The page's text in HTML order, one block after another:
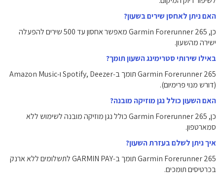
האם ניתן לאחסן שירים בשעון?
כן, Garmin Forerunner 265 מאפשר אחסון עד 500 שירים להפעלה
ישירה מהשעון.
באילו שירותי סטרימינג השעון תומך?
Garmin Forerunner 265 תומך ב‑Spotify, Deezer ו‑Amazon Music
(דורש מנוי פרימיום).
האם השעון כולל נגן מוזיקה מובנה?
כן, Garmin Forerunner 265 כולל נגן מוזיקה מובנה לשימוש ללא
סמארטפון.
איך ניתן לשלם בעזרת השעון?
Garmin Forerunner 265 תומך ב‑GARMIN PAY לתשלומים ללא ארנק
בכרטיסים תומכים.